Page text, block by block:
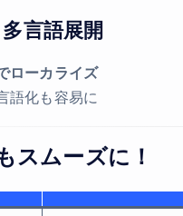
言語展開
ローカライズ
語化も容易に
スムーズに！